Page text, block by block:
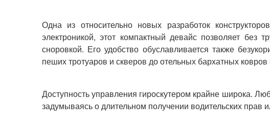
Одна из относительно новых разработок
электроникой, этот компактный девайс позволяет без
сноровкой. Его удобство обуславливается также
пеших тротуаров и скверов до отельных бархатных ковров
Доступность управления гироскутером крайне широка.
задумываясь о длительном получении водительских прав